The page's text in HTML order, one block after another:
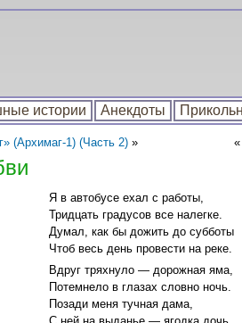
истории Анекдоты
(Архимаг-1) (Часть 2)» «
Я в автобусе ехал с работы,
Тридцать градусов все налегке.
Думал, как бы дожить до субботы
Чтоб весь день провести на реке.
Вдруг тряхнуло — дорожная яма,
Потемнело в глазах словно ночь.
Позади меня тучная дама,